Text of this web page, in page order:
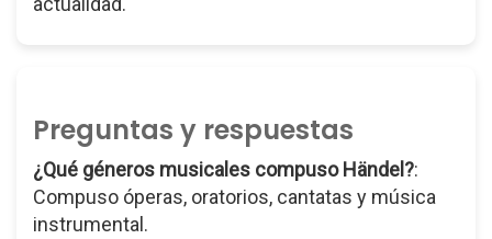
Preguntas y respuestas
¿Qué géneros musicales compuso Händel?:
Compuso óperas, oratorios, cantatas y música
instrumental.